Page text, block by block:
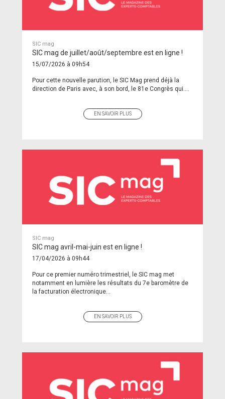
SIC mag
SIC mag de juillet/août/septembre est en ligne !
15/07/2026 à 09h54
Pour cette nouvelle parution, le SIC Mag prend déjà la
direction de Paris avec, à son bord, le 81e Congrès qui....
EN SAVOIR PLUS
SIC mag
SIC mag avril-mai-juin est en ligne !
17/04/2026 à 09h44
Pour ce premier numéro trimestriel, le SIC mag met
notamment en lumière les résultats du 7e baromètre de
la facturation électronique...
EN SAVOIR PLUS